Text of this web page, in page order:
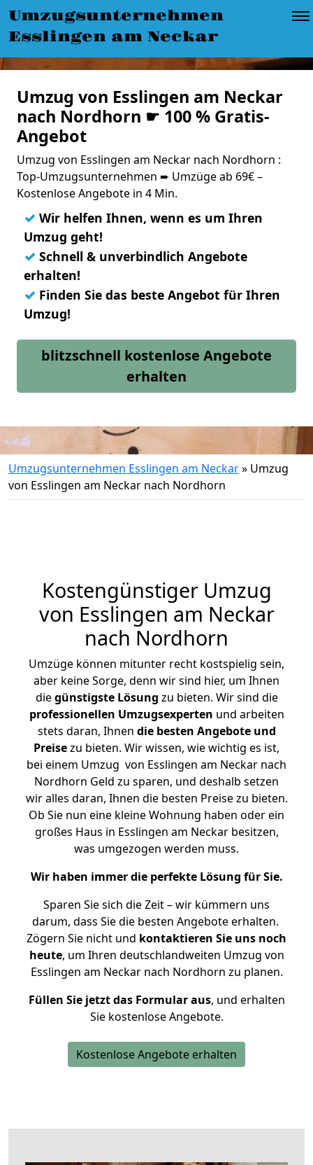
Umzugsunternehmen
Esslingen am Neckar
Umzug von Esslingen am Neckar
nach Nordhorn ☛ 100 % Gratis-
Angebot
Umzug von Esslingen am Neckar nach Nordhorn :
Top-Umzugsunternehmen ➨ Umzüge ab 69€ –
Kostenlose Angebote in 4 Min.
✓ Wir helfen Ihnen, wenn es um Ihren
Umzug geht!
✓ Schnell & unverbindlich Angebote
erhalten!
✓ Finden Sie das beste Angebot für Ihren
Umzug!
blitzschnell kostenlose Angebote
erhalten
Umzugsunternehmen Esslingen am Neckar» Umzug
von Esslingen am Neckar nach Nordhorn
Kostengünstiger Umzug
von Esslingen am Neckar
nach Nordhorn
Umzüge können mitunter recht kostspielig sein,
aber keine Sorge, denn wir sind hier, um Ihnen
diegünstigste Lösung zu bieten. Wir sind die
professionellen Umzugsexperten und arbeiten
stets daran, Ihnen die besten Angebote und
Preisezu bieten. Wir wissen, wie wichtig es ist,
bei einem Umzug von Esslingen am Neckar nach
Nordhorn Geld zu sparen, und deshalb setzen
wir alles daran, Ihnen die besten Preise zu bieten.
Ob Sie nun eine kleine Wohnung haben oder ein
großes Haus in Esslingen am Neckar besitzen,
was umgezogen werden muss.
Wir haben immer die perfekte Lösung für Sie.
Sparen Sie sich die Zeit – wir kümmern uns
darum, dass Sie die besten Angebote erhalten.
Zögern Sie nicht und kontaktieren Sie uns noch
heute, um Ihren deutschlandweiten Umzug von
Esslingen am Neckar nach Nordhorn zu planen.
Füllen Sie jetzt das Formular aus, und erhalten
Sie kostenlose Angebote.
Kostenlose Angebote erhalten